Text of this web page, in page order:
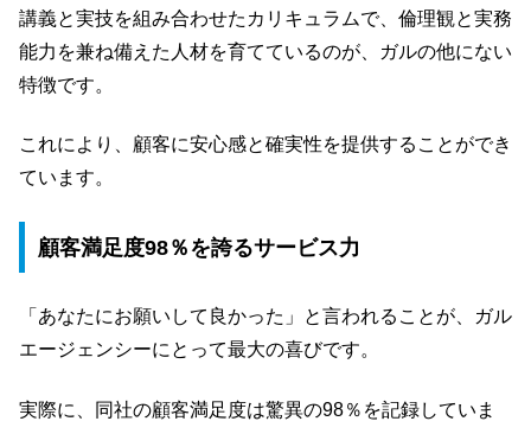
講義と実技を組み合わせたカリキュラムで、倫理観と実務
能力を兼ね備えた人材を育てているのが、ガルの他にない
特徴です。
これにより、顧客に安心感と確実性を提供することができ
ています。
顧客満足度98％を誇るサービス力
「あなたにお願いして良かった」と言われることが、ガル
エージェンシーにとって最大の喜びです。
実際に、同社の顧客満足度は驚異の98％を記録していま